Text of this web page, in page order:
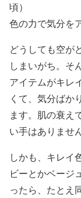
頃）
色の力で気分を
どうしても空が
しまいがち。そ
アイテムがキレ
くて、気分ばか
ます。肌の衰え
い手はありませ
しかも、キレイ
ビーとかベージ
ったら、たとえ